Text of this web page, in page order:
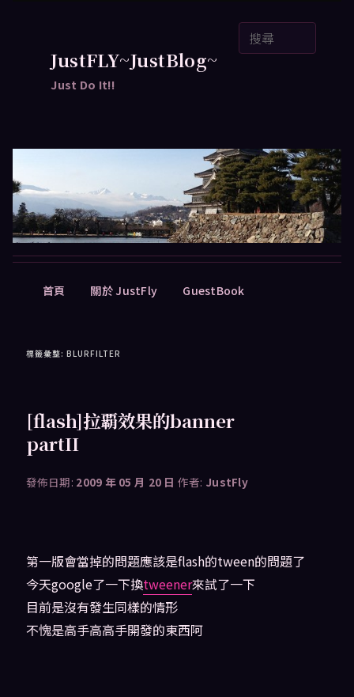
JustFLY~JustBlog~
Just Do It!!
首頁 關於 JustFly GuestBook
標籤彙整: BLURFILTER
[flash]拉覇效果的banner
partII
發佈日期: 2009 年 05 月 20 日 作者: JustFly
第一版會當掉的問題應該是flash的tween的問題了
今天google了一下換tweener來試了一下
目前是沒有發生同樣的情形
不愧是高手高高手開發的東西阿